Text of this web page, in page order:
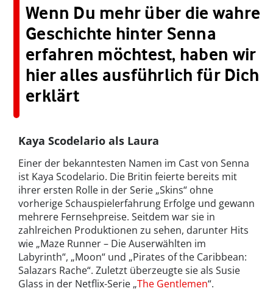
Wenn Du mehr über die wahre
Geschichte hinter Senna
erfahren möchtest, haben wir
hier alles ausführlich für Dich
erklärt
Kaya Scodelario als Laura
Einer der bekanntesten Namen im Cast von Senna
ist Kaya Scodelario. Die Britin feierte bereits mit
ihrer ersten Rolle in der Serie „Skins“ ohne
vorherige Schauspielerfahrung Erfolge und gewann
mehrere Fernsehpreise. Seitdem war sie in
zahlreichen Produktionen zu sehen, darunter Hits
wie „Maze Runner – Die Auserwählten im
Labyrinth“, „Moon“ und „Pirates of the Caribbean:
Salazars Rache“. Zuletzt überzeugte sie als Susie
Glass in der Netflix-Serie „The Gentlemen“.